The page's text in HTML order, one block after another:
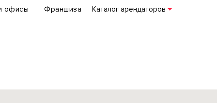
офисы Франшиза Каталог арендаторов